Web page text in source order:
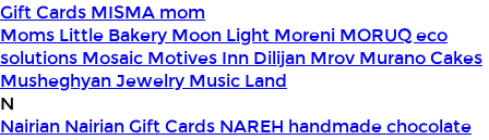
Gift Cards MISMA mom
Moms Little Bakery Moon Light Moreni MORUQ eco
solutions Mosaic Motives Inn Dilijan Mrov Murano Cakes
Musheghyan Jewelry Music Land
N
Nairian Nairian Gift Cards NAREH handmade chocolate